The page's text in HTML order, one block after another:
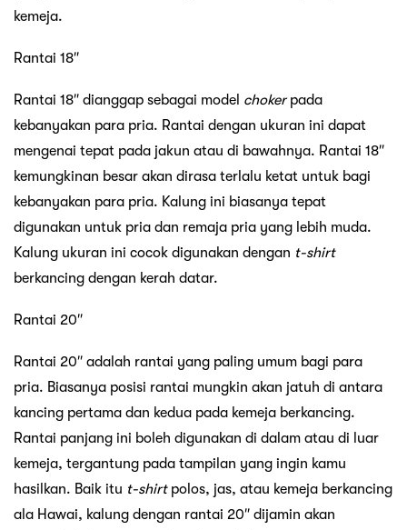
kemeja.
Rantai 18″
Rantai 18″ dianggap sebagai model chokerpada
kebanyakan para pria. Rantai dengan ukuran ini dapat
mengenai tepat pada jakun atau di bawahnya. Rantai 18″
kemungkinan besar akan dirasa terlalu ketat untuk bagi
kebanyakan para pria. Kalung ini biasanya tepat
digunakan untuk pria dan remaja pria yang lebih muda.
Kalung ukuran ini cocok digunakan dengan t-shirt
berkancing dengan kerah datar.
Rantai 20″
Rantai 20″ adalah rantai yang paling umum bagi para
pria. Biasanya posisi rantai mungkin akan jatuh di antara
kancing pertama dan kedua pada kemeja berkancing.
Rantai panjang ini boleh digunakan di dalam atau di luar
kemeja, tergantung pada tampilan yang ingin kamu
hasilkan. Baik itu t-shirtpolos, jas, atau kemeja berkancing
ala Hawai, kalung dengan rantai 20″ dijamin akan